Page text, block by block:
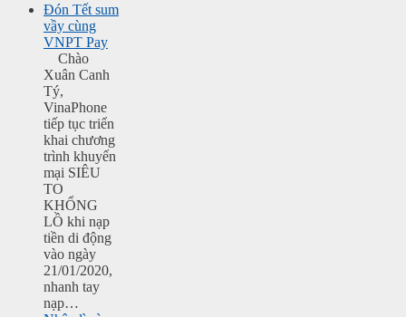
Đón Tết sum
vầy cùng
VNPT Pay
Chào
Xuân Canh
Tý,
VinaPhone
tiếp tục triển
khai chương
trình khuyến
mại SIÊU
TO
KHỔNG
LỒ khi nạp
tiền di động
vào ngày
21/01/2020,
nhanh tay
nạp…